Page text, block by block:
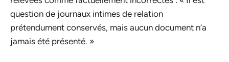
question de journaux intimes de relation
prétendument conservés, mais aucun document n’a
jamais été présenté. »